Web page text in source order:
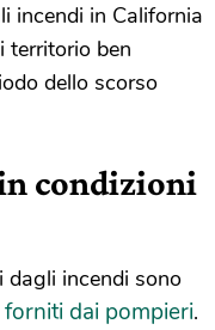
incendi in California
territorio ben
dello scorso
condizioni
dagli incendi sono
forniti dai pompieri.